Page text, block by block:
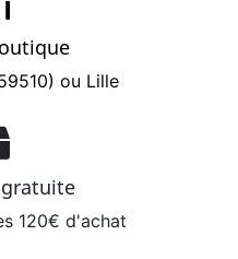
ou Lille
120€ d'achat